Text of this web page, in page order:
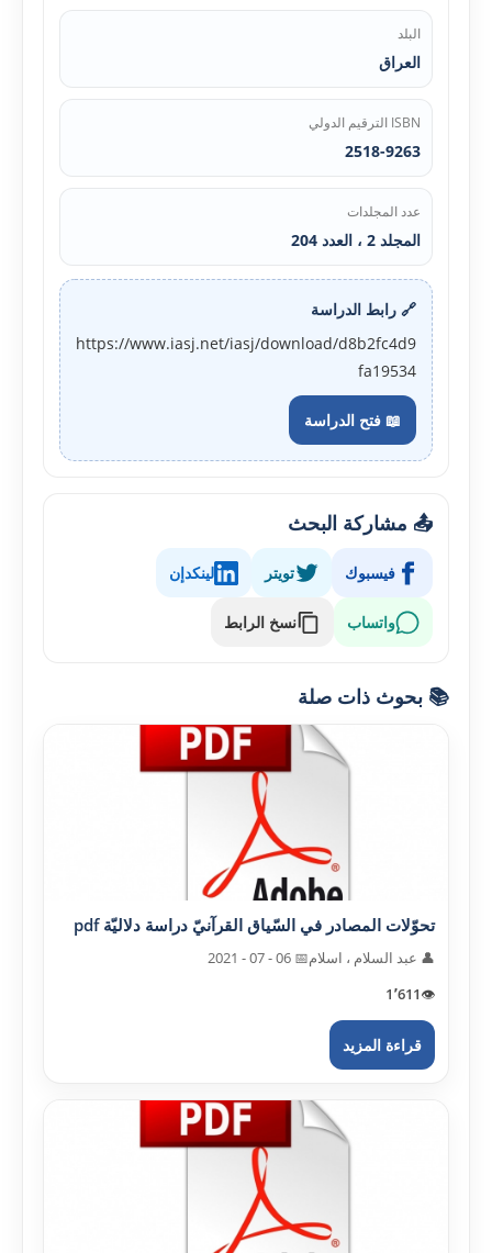
البلد
العراق
ISBN الترقيم الدولي
2518-9263
عدد المجلدات
المجلد 2 ، العدد 204
🔗 رابط الدراسة
https://www.iasj.net/iasj/download/d8b2fc4d9
fa19534
📖 فتح الدراسة
📤 مشاركة البحث
فيسبوك تويتر لينكدإن
واتساب نسخ الرابط
📚 بحوث ذات صلة
تحوّلات المصادر في السّياق القرآنيّ دراسة دلاليّة pdf
👤 عبد السلام ، اسلام📅 06 - 07 - 2021
👁️1٬611
قراءة المزيد